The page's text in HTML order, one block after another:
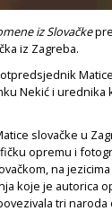
iz Slovačke
iz Zagreba.
Nekić i urednika
slovačke u
opremu i
na
koje je autorica
tri